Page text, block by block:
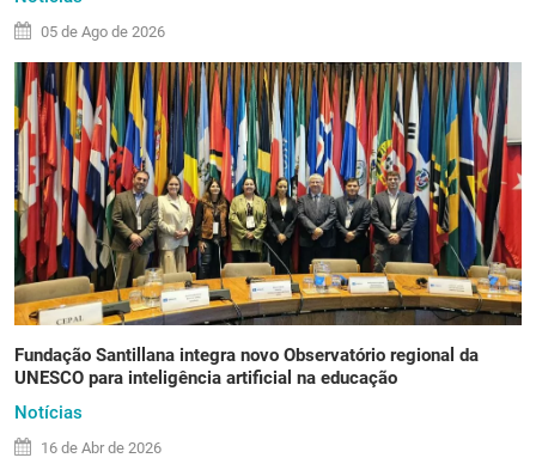
05 de Ago de 2026
Fundação Santillana integra novo Observatório regional da
UNESCO para inteligência artificial na educação
Notícias
16 de Abr de 2026